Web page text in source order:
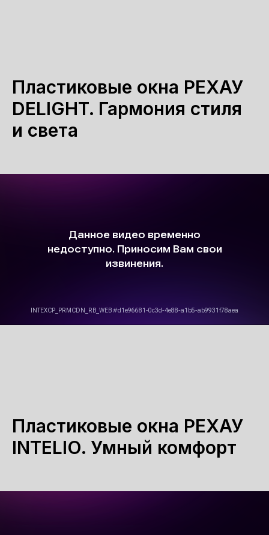
Пластиковые окна РЕХАУ
DELIGHT. Гармония стиля
и света
Пластиковые окна РЕХАУ
INTELIO. Умный комфорт